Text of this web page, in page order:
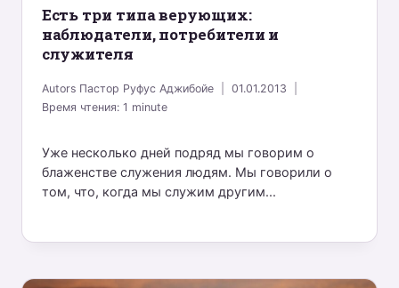
Есть три типа верующих:
наблюдатели, потребители и
служителя
Autors Пастор Руфус Аджибойе
01.01.2013
Время чтения:1 minute
Уже несколько дней подряд мы говорим о
блаженстве служения людям. Мы говорили о
том, что, когда мы служим другим...